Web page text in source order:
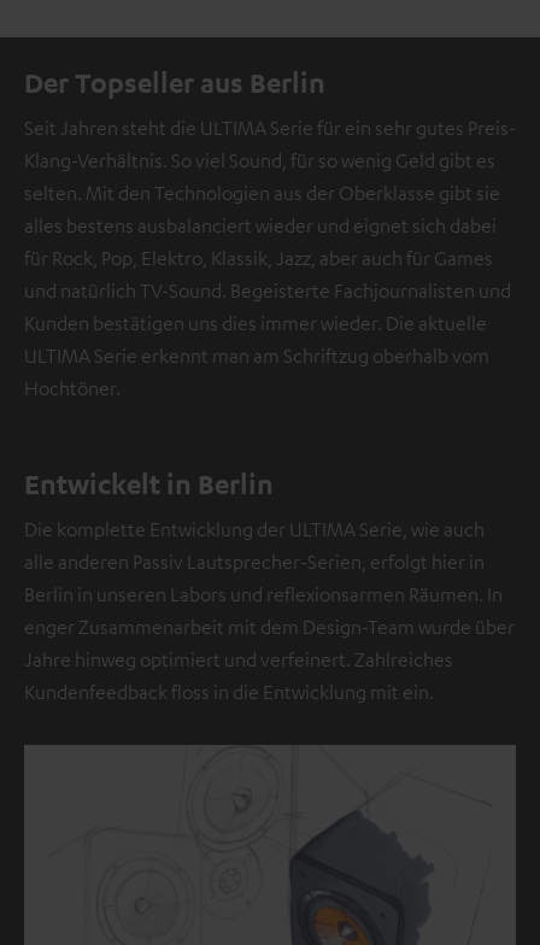
Der Topseller aus Berlin
Seit Jahren steht die ULTIMA Serie für ein sehr gutes Preis-
Klang-Verhältnis. So viel Sound, für so wenig Geld gibt es
selten. Mit den Technologien aus der Oberklasse gibt sie
alles bestens ausbalanciert wieder und eignet sich dabei
für Rock, Pop, Elektro, Klassik, Jazz, aber auch für Games
und natürlich TV-Sound. Begeisterte Fachjournalisten und
Kunden bestätigen uns dies immer wieder. Die aktuelle
ULTIMA Serie erkennt man am Schriftzug oberhalb vom
Hochtöner.
Entwickelt in Berlin
Die komplette Entwicklung der ULTIMA Serie, wie auch
alle anderen Passiv Lautsprecher-Serien, erfolgt hier in
Berlin in unseren Labors und reflexionsarmen Räumen. In
enger Zusammenarbeit mit dem Design-Team wurde über
Jahre hinweg optimiert und verfeinert. Zahlreiches
Kundenfeedback floss in die Entwicklung mit ein.